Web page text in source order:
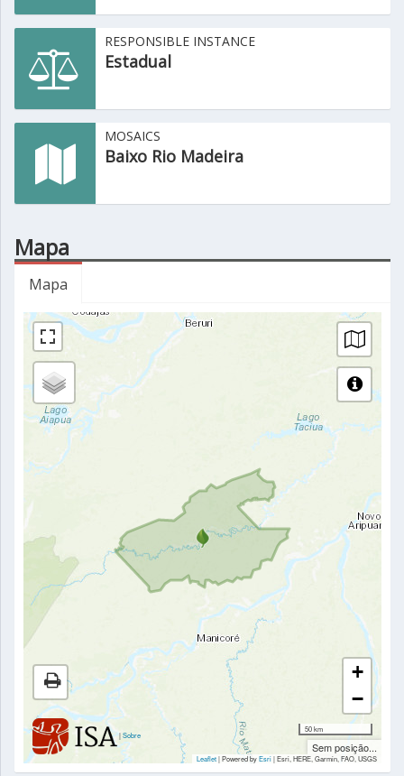
RESPONSIBLE INSTANCE
Estadual
MOSAICS
Baixo Rio Madeira
Mapa
Mapa
|Sobre
+
−
50 km
Sem posição...
Leaflet| Powered byEsri|Esri, HERE, Garmin, FAO, USGS